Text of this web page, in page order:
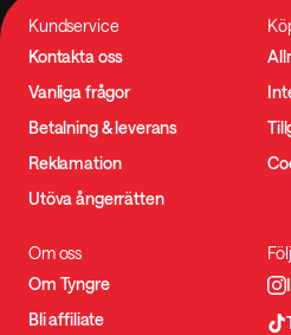
Kundservice
Kontakta oss
Vanliga frågor
Betalning & leverans
Reklamation
Utöva ångerrätten
Om oss
Om Tyngre
Bli affiliate